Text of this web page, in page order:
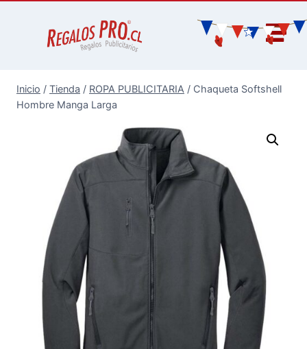
Inicio / Tienda / ROPA PUBLICITARIA / Chaqueta Softshell
Hombre Manga Larga